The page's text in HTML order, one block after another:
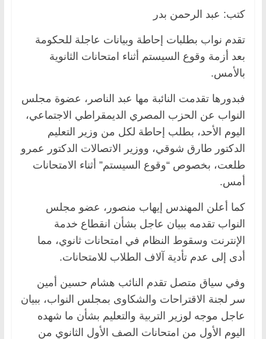
كتب: عبد الرحمن بدر
تقدم نواب بطلبات إحاطة وبيانات عاجلة للحكومة
بعد أزمة وقوع السيستم أثناء امتحانات الثانوية
بالأمس.
فبدورها تقدمت النائبة مها عبد الناصر، عضوة مجلس
النواب عن الحزب المصري الديمقراطي الاجتماعي،
اليوم الأحد، بطلب إحاطة لكل من وزير التعليم
الدكتور طارق شوقي، ووزير الاتصالات الدكتور عمرو
طلعت، بخصوص “وقوع السيستم” أثناء الامتحانات
أمس.
كما أعلن المهندس إيهاب منصور، عضو مجلس
النواب تقدمه ببيان عاجل بشأن انقطاع خدمة
الإنترنت وسقوط النظام في امتحانات ثانوي، مما
أدى إلى عدم تأدية آلاف الطلاب للامتحانات.
وفي سياق متصل تقدم النائب هشام حسين أمين
سر لجنة الاقتراحات والشكاوى بمجلس النواب، ببيان
عاجل موجه لوزير التربية والتعليم بشأن ما شهده
اليوم الأول من امتحانات الصف الأول الثانوي من